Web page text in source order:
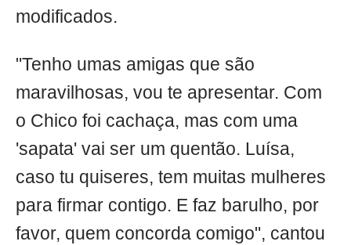
modificados.
"Tenho umas amigas que são
maravilhosas, vou te apresentar. Com
o Chico foi cachaça, mas com uma
'sapata' vai ser um quentão. Luísa,
caso tu quiseres, tem muitas mulheres
para firmar contigo. E faz barulho, por
favor, quem concorda comigo", cantou